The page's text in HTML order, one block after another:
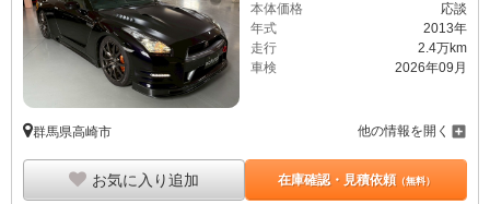
本体価格
応談
年式
2013年
走行
2.4万km
車検
2026年09月
群馬県高崎市 他の情報を開く
お気に入り追加 在庫確認・見積依頼（無料）